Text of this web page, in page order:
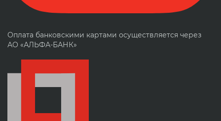
Оплата банковскими картами осуществляется через
АО «АЛЬФА-БАНК»